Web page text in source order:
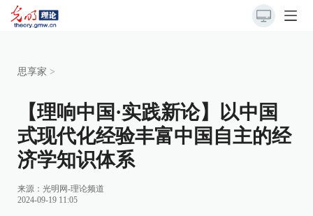
思享家 >
【理响中国·实践新论】以中国
式现代化经验丰富中国自主的经
济学知识体系
来源： 光明网-理论频道
2024-09-19 11:05